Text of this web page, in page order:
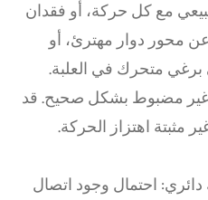
مع كل حركة، أو فقدان
محور دوار مهترئ، أو
برغي متحرك في العلبة.
غير مضبوط بشكل صحيح. قد
مثبتة اهتزاز الحركة.
احتمال وجود اتصال